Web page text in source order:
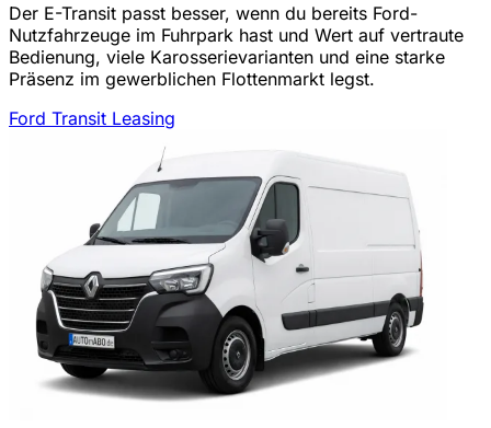
Der E-Transit passt besser, wenn du bereits Ford-
Nutzfahrzeuge im Fuhrpark hast und Wert auf vertraute
Bedienung, viele Karosserievarianten und eine starke
Präsenz im gewerblichen Flottenmarkt legst.
Ford Transit Leasing